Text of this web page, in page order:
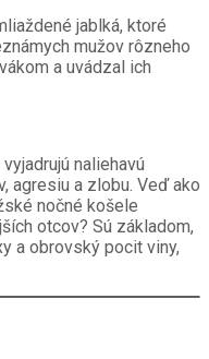
jablká, ktoré
mužov rôzneho
a uvádzal ich
naliehavú
agresiu a zlobu. Veď ako
nočné košele
otcov? Sú základom,
a obrovský pocit viny,